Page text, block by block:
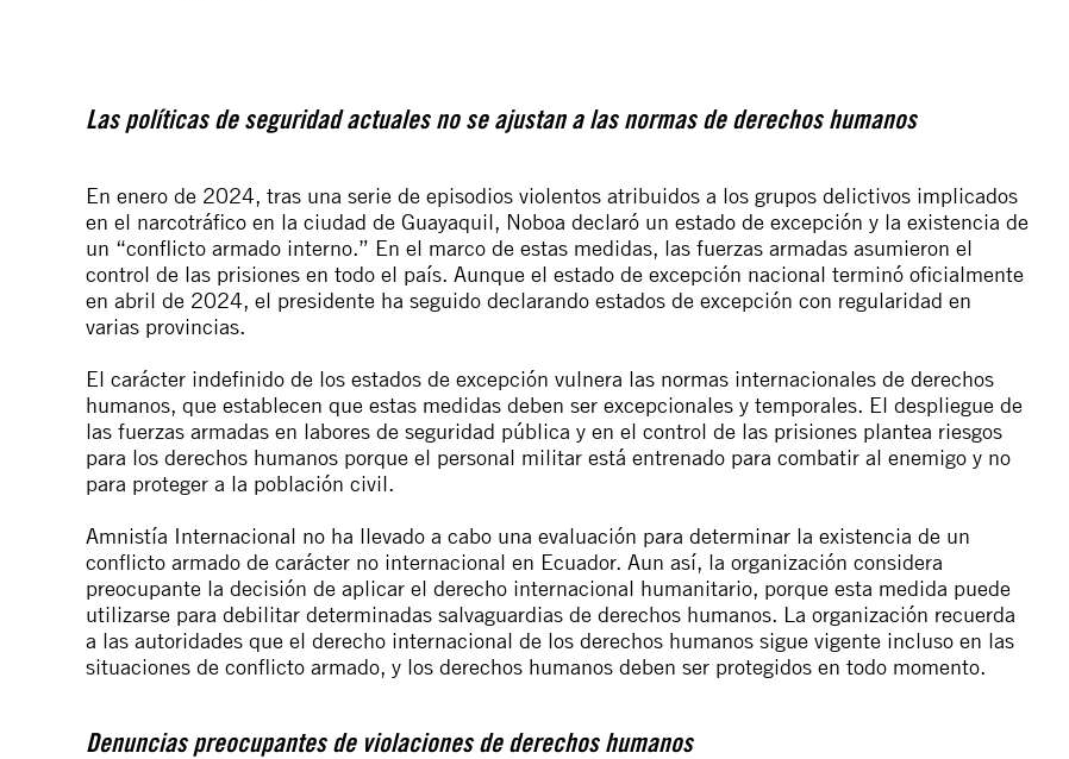
Las políticas de seguridad actuales no se ajustan a las normas de derechos humanos
En enero de 2024, tras una serie de episodios violentos atribuidos a los grupos delictivos implicados
en el narcotráfico en la ciudad de Guayaquil, Noboa declaró un estado de excepción y la existencia de
un “conflicto armado interno.” En el marco de estas medidas, las fuerzas armadas asumieron el
control de las prisiones en todo el país. Aunque el estado de excepción nacional terminó oficialmente
en abril de 2024, el presidente ha seguido declarando estados de excepción con regularidad en
varias provincias.
El carácter indefinido de los estados de excepción vulnera las normas internacionales de derechos
humanos, que establecen que estas medidas deben ser excepcionales y temporales. El despliegue de
las fuerzas armadas en labores de seguridad pública y en el control de las prisiones plantea riesgos
para los derechos humanos porque el personal militar está entrenado para combatir al enemigo y no
para proteger a la población civil.
Amnistía Internacional no ha llevado a cabo una evaluación para determinar la existencia de un
conflicto armado de carácter no internacional en Ecuador. Aun así, la organización considera
preocupante la decisión de aplicar el derecho internacional humanitario, porque esta medida puede
utilizarse para debilitar determinadas salvaguardias de derechos humanos. La organización recuerda
a las autoridades que el derecho internacional de los derechos humanos sigue vigente incluso en las
situaciones de conflicto armado, y los derechos humanos deben ser protegidos en todo momento.
Denuncias preocupantes de violaciones de derechos humanos